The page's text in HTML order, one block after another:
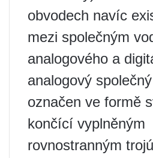
obvodech navíc
mezi společným
analogového a
analogový
označen ve formě
končící vyplněným
rovnostranným